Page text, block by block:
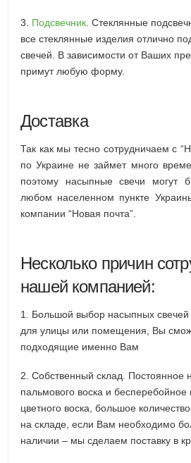
3. Подсвечник . Стеклянные
все стеклянные изделия отлично
свечей. В зависимости от Ваших
примут любую форму.
Доставка
Так как мы тесно сотрудничаем с
по Украине не займет много
поэтому насыпные свечи могут
любом населенном пункте
компании “Новая почта”.
Несколько причин
нашей компанией:
1. Большой выбор насыпных свечей
для улицы или помещения, Вы
подходящие именно Вам
2. Собственный склад. Постоянное
пальмового воска и бесперебойное
цветного воска, большое
на складе, если Вам необходимо
наличии – мы сделаем поставку в